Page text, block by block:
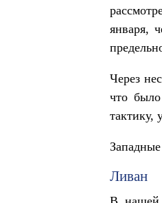
января,
Через
что
тактику,
Ливан